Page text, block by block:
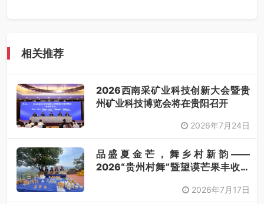
相关推荐
2026西南采矿业科技创新大会暨贵
州矿业科技博览会将在贵阳召开
2026年7月24日
品盛夏金芒，舞乡村新韵——
2026“贵州村舞”暨望谟芒果丰收季
2026年7月17日